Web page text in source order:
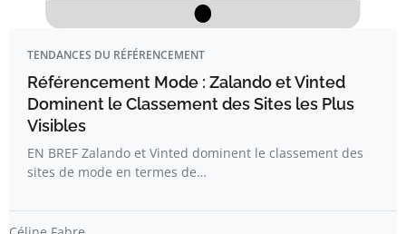
TENDANCES DU RÉFÉRENCEMENT
Référencement Mode : Zalando et Vinted
Dominent le Classement des Sites les Plus
Visibles
EN BREF Zalando et Vinted dominent le classement des
sites de mode en termes de…